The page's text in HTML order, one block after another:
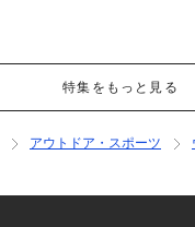
特集をもっと見る
アウトドア・スポーツ